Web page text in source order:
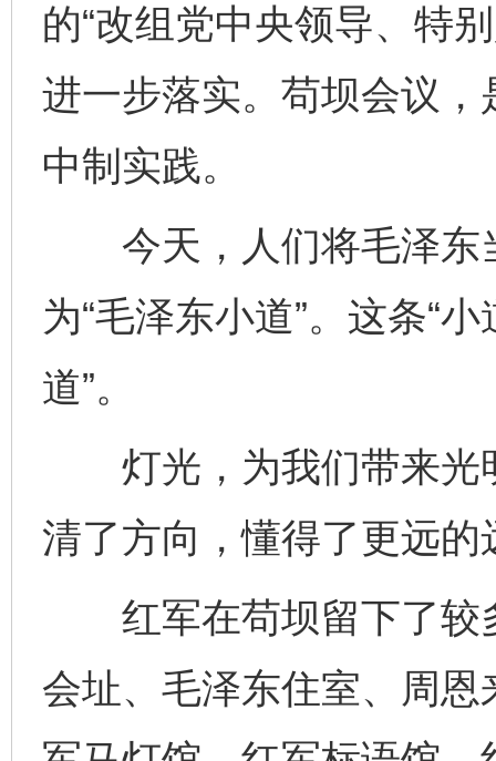
的“改组党中央领导、特
进一步落实。苟坝会议
中制实践。
今天，人们将毛泽东
为“毛泽东小道”。这条“
道”。
灯光，为我们带来光
清了方向，懂得了更远的
红军在苟坝留下了较
会址、毛泽东住室、周